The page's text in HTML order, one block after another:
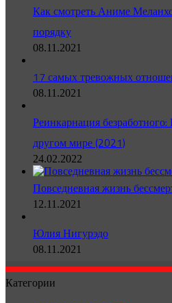
Как смотреть Аниме
порядку
08.11.2021
17 самых тревожных
08.11.2021
Реинкарнация
другом мире (2021)
24.02.2022
Повседневная жизнь
12.11.2021
Юлия Нигурэдо
08.11.2021
Категории